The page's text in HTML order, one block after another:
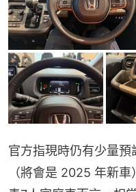
官方指現時仍有少量
（將會是 2025 年新